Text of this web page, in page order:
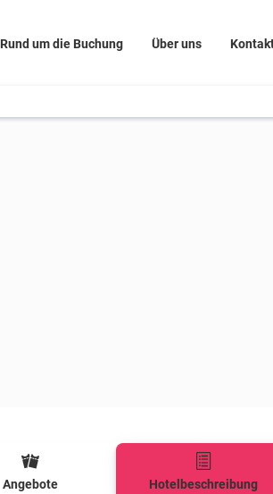
Rund um die Buchung Über uns
Angebote Hotelbeschreibung